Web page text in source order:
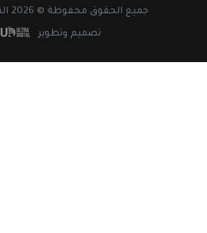
جميع الحقوق محفوظة © 2026 النهار أونلاين
تصميم وتطوير